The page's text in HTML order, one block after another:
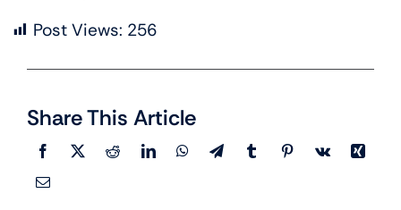
Post Views: 256
Share This Article